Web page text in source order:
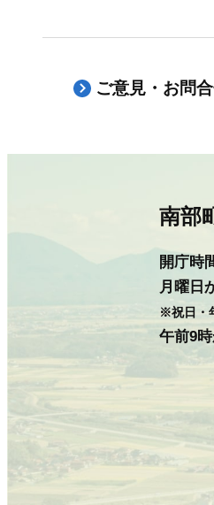
ご意見・お問
南部
開庁時
月曜日
※祝日・
午前9